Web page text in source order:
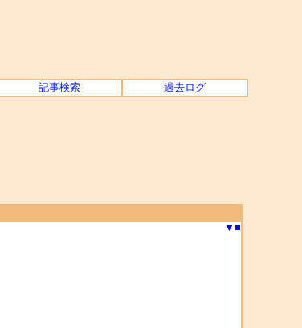
記事検索 過去ログ
▼ ■